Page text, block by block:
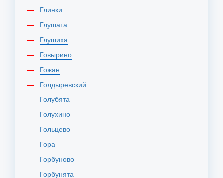
Глинки
Глушата
Глушиха
Говырино
Гожан
Голдыревский
Голубята
Голухино
Гольцево
Гора
Горбуново
Горбунята